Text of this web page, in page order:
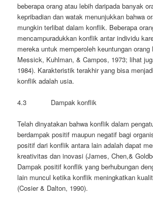
beberapa orang atau lebih daripada banyak
kepribadian dan watak menunjukkan bahwa
mungkin terlibat dalam konflik. Beberapa
mencampuradukkan konflik antar individu
mereka untuk memperoleh keuntungan
Messick, Kuhlman, & Campos, 1973; lihat
1984). Karakteristik terakhir yang bisa
konflik adalah usia.
4.3 Dampak konflik
Telah dinyatakan bahwa konflik dalam
berdampak positif maupun negatif bagi
positif dari konflik antara lain adalah dapat
kreativitas dan inovasi (James, Chen,&
Dampak positif konflik yang berhubungan
lain muncul ketika konflik meningkatkan
(Cosier & Dalton, 1990).